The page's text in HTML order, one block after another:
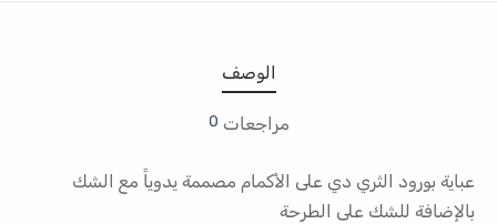
الوصف
مراجعات 0
عباية بورود الثري دي على الأكمام مصممة يدوياً مع الشك
بالإضافة للشك على الطرحة